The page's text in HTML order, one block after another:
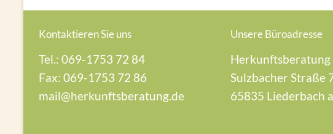
Kontaktieren Sie uns
Tel.: 069-1753 72 84
Fax: 069-1753 72 86
mail@herkunftsberatung.de
Unsere Büroadresse
Herkunftsberatung
Sulzbacher Straße
65835 Liederbach